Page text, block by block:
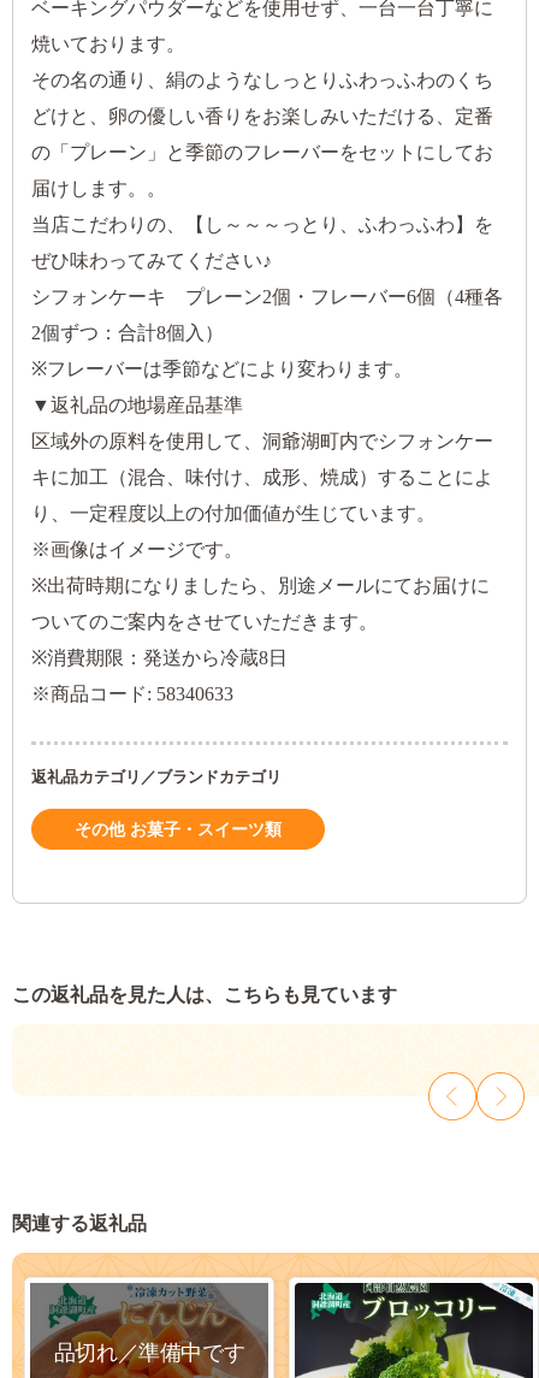
ベーキングパウダーなどを使用せず、一台一台丁寧に
焼いております。
その名の通り、絹のようなしっとりふわっふわのくち
どけと、卵の優しい香りをお楽しみいただける、定番
の「プレーン」と季節のフレーバーをセットにしてお
届けします。。
当店こだわりの、【し～～～っとり、ふわっふわ】を
ぜひ味わってみてください♪
シフォンケーキ プレーン2個・フレーバー6個（4種各
2個ずつ：合計8個入）
※フレーバーは季節などにより変わります。
▼返礼品の地場産品基準
区域外の原料を使用して、洞爺湖町内でシフォンケー
キに加工（混合、味付け、成形、焼成）することによ
り、一定程度以上の付加価値が生じています。
※画像はイメージです。
※出荷時期になりましたら、別途メールにてお届けに
ついてのご案内をさせていただきます。
※消費期限：発送から冷蔵8日
※商品コード: 58340633
返礼品カテゴリ／ブランドカテゴリ
その他 お菓子・スイーツ類
この返礼品を見た人は、こちらも見ています
関連する返礼品
品切れ／準備中です